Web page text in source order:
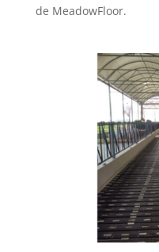
de MeadowFloor.